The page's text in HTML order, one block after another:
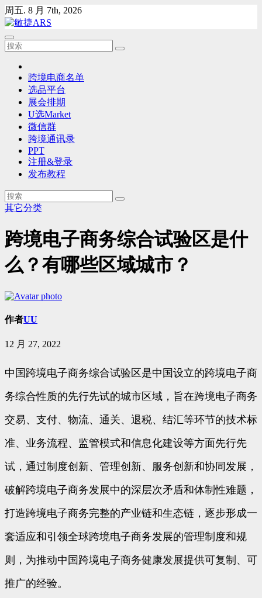
Skip
to
content
周五. 8 月 7th, 2026
跨境电商名单
选品平台
展会排期
U选Market
微信群
跨境通讯录
PPT
注册&登录
发布教程
其它分类
跨境电子商务综合试验区是什
么？有哪些区域城市？
作者UU
12 月 27, 2022
中国跨境电子商务综合试验区是中国设立的跨境电子商
务综合性质的先行先试的城市区域，旨在跨境电子商务
交易、支付、物流、通关、退税、结汇等环节的技术标
准、业务流程、监管模式和信息化建设等方面先行先
试，通过制度创新、管理创新、服务创新和协同发展，
破解跨境电子商务发展中的深层次矛盾和体制性难题，
打造跨境电子商务完整的产业链和生态链，逐步形成一
套适应和引领全球跨境电子商务发展的管理制度和规
则，为推动中国跨境电子商务健康发展提供可复制、可
推广的经验。